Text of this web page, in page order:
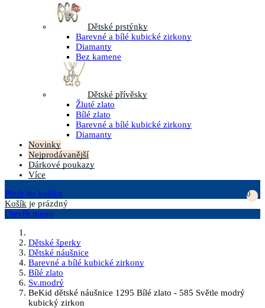
Dětské prstýnky
Barevné a bílé kubické zirkony
Diamanty
Bez kamene
Dětské přívěsky
Žluté zlato
Bílé zlato
Barevné a bílé kubické zirkony
Diamanty
Novinky
Nejprodávanější
Dárkové poukazy
Více
Přejít do košíku
0
Košík je prázdný
Otevřít menu
Dětské šperky
Dětské náušnice
Barevné a bílé kubické zirkony
Bílé zlato
Sv.modrý
BeKid dětské náušnice 1295 Bílé zlato - 585 Světle modrý
kubický zirkon